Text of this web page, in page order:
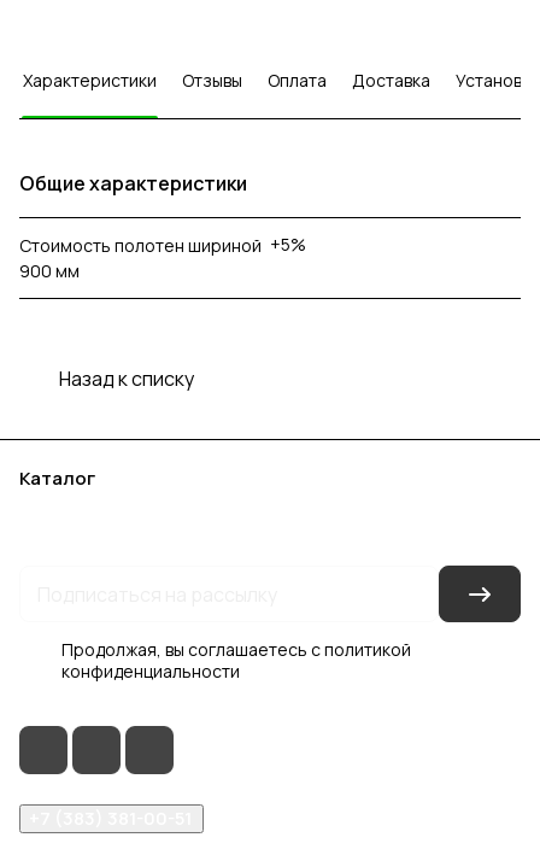
Характеристики Отзывы Оплата Доставка Установка
Общие характеристики
Стоимость полотен шириной
900 мм
+5%
Назад к списку
Каталог
Продолжая, вы соглашаетесь сполитикой
конфиденциальности